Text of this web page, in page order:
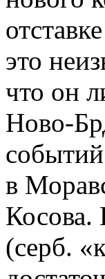
это
что он
Ново-
в
Косова.
(серб.